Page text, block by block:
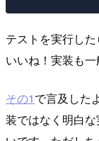
テストを実行し
いいね！実装も
その1で言及した
装ではなく明白